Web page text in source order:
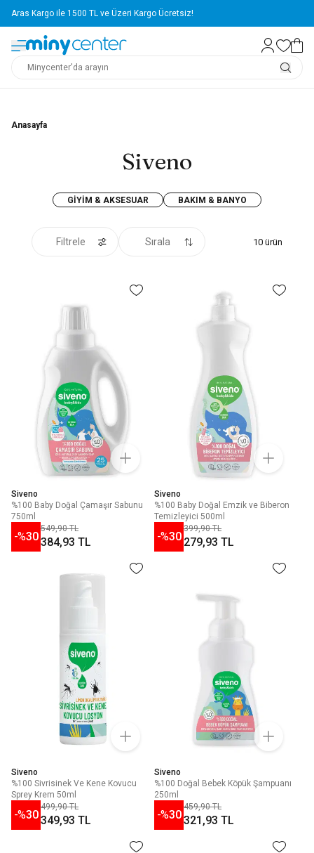
Aras Kargo ile 1500 TL ve Üzeri Kargo Ücretsiz!
Anasayfa
Siveno
GIYIM & AKSESUAR BAKIM & BANYO
Filtrele Sırala 10 ürün
Siveno
%100 Baby Doğal Çamaşır Sabunu
750ml
-%30
549,90 TL
384,93 TL
Siveno
%100 Baby Doğal Emzik ve Biberon
Temizleyici 500ml
-%30
399,90 TL
279,93 TL
Siveno
%100 Sivrisinek Ve Kene Kovucu
Sprey Krem 50ml
-%30
499,90 TL
349,93 TL
Siveno
%100 Doğal Bebek Köpük Şampuanı
250ml
-%30
459,90 TL
321,93 TL